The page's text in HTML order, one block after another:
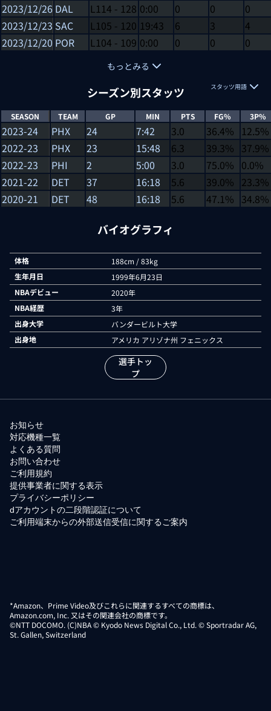
2023/12/26 DAL L114 - 128 0:00 0 0
0
2023/12/23 SAC L105 - 120 19:43 6 3
4
2023/12/20 POR L104 - 109 0:00 0 0 0
もっとみる
シーズン別スタッツ スタッツ用語
SEASON TEAM GP MIN PTS FG% 3P%
2023-24 PHX 24 7:42 3.0 36.4%
12.5%
2022-23
PHX 23 15:48 6.3 39.3% 37.9%
2022-23
PHI 2 5:00 3.0 75.0% 0.0%
2021-22
DET 37 16:18 5.6 39.0% 23.3%
2020-21
DET 48 16:18 5.6 47.1% 34.8%
バイオグラフィ
体格
188cm / 83kg
生年月日
1999年6月23日
NBAデビュー
2020年
NBA経歴
3年
出身大学
バンダービルト大学
出身地
アメリカ アリゾナ州 フェニックス
選手トッ
プ
お知らせ
対応機種一覧
よくある質問
お問い合わせ
ご利用規約
提供事業者に関する表示
プライバシーポリシー
dアカウントの二段階認証について
ご利用端末からの外部送信受信に関するご案内
*Amazon、Prime Video及びこれらに関連するすべての商標は、
Amazon.com, Inc. 又はその関連会社の商標です。
©NTT DOCOMO. (C)NBA © Kyodo News Digital Co., Ltd. © Sportradar AG,
St. Gallen, Switzerland